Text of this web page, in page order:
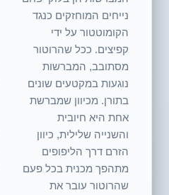
נייחים המוחזקים כנגד
הקומוטטור על ידי
קפיצים. ככל שהרוטור
מסתובב, המברשות
נוגעות במקטעים שונים
בתורן. מכיוון שמברשת
אחת היא חיובית
והשנייה שלילית, כיוון
הזרם דרך הליפופים
מתהפך מכנית בכל פעם
שהרוטור עובר את